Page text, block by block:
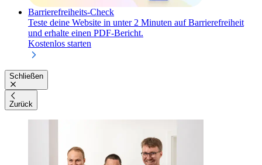
Barrierefreiheits-Check
Teste deine Website in unter 2 Minuten auf Barrierefreiheit
und erhalte einen PDF-Bericht.
Kostenlos starten
Schließen
Zurück